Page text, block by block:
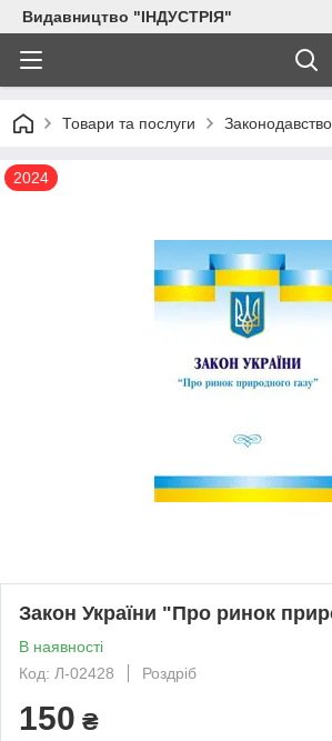
Видавництво "ІНДУСТРІЯ"
Товари та послуги Законодавство
2024
Закон України "Про ринок
В наявності
Код: Л-02428
Роздріб
150 ₴